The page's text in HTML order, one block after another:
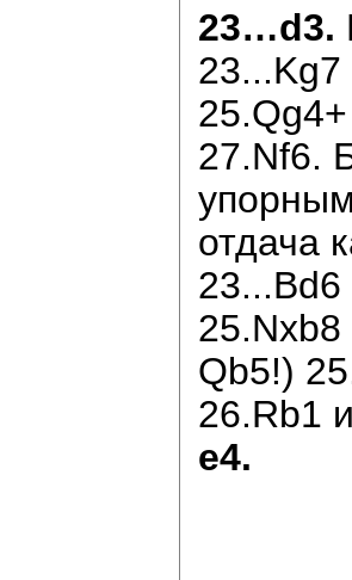
23…d3.
27.Nf6.
отдача
Qb5!)
26.Rb1
e4.